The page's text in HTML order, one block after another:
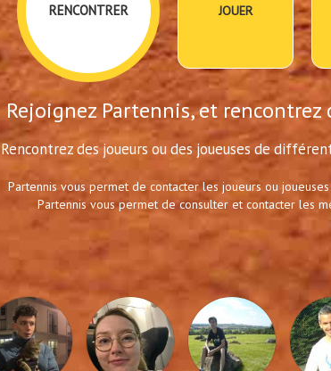
RENCONTRER JOUER
Rejoignez Partennis, et
Rencontrez des joueurs ou des joueuses de
Partennis vous permet de contacter les joueurs ou
Partennis vous permet de consulter et contacter les